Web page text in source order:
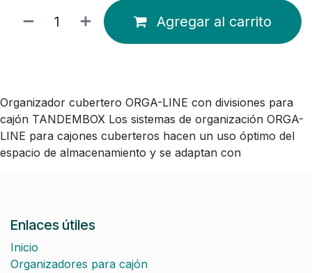
Agregar al carrito
Organizador cubertero ORGA-LINE con divisiones para
cajón TANDEMBOX Los sistemas de organización ORGA-
LINE para cajones cuberteros hacen un uso óptimo del
espacio de almacenamiento y se adaptan con
Enlaces útiles
Inicio
Organizadores para cajón